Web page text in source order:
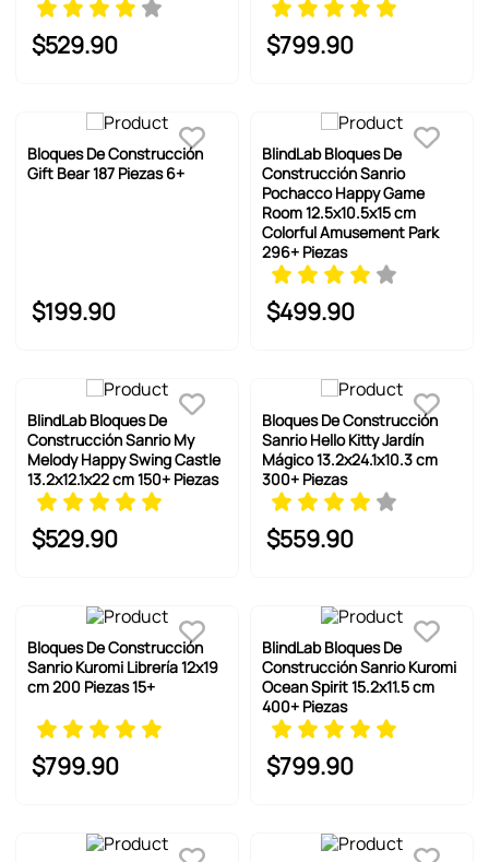
$529.90 $799.90
Bloques De Construcción
Gift Bear 187 Piezas 6+
$199.90
BlindLab Bloques De
Construcción Sanrio
Pochacco Happy Game
Room 12.5x10.5x15 cm
Colorful Amusement Park
296+ Piezas
$499.90
BlindLab Bloques De
Construcción Sanrio My
Melody Happy Swing Castle
13.2x12.1x22 cm 150+ Piezas
$529.90
Bloques De Construcción
Sanrio Hello Kitty Jardín
Mágico 13.2x24.1x10.3 cm
300+ Piezas
$559.90
Bloques De Construcción
Sanrio Kuromi Librería 12x19
cm 200 Piezas 15+
$799.90
BlindLab Bloques De
Construcción Sanrio Kuromi
Ocean Spirit 15.2x11.5 cm
400+ Piezas
$799.90